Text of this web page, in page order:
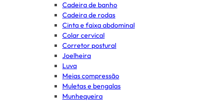
Cadeira de banho
Cadeira de rodas
Cinta e faixa abdominal
Colar cervical
Corretor postural
Joelheira
Luva
Meias compressão
Muletas e bengalas
Munhequeira